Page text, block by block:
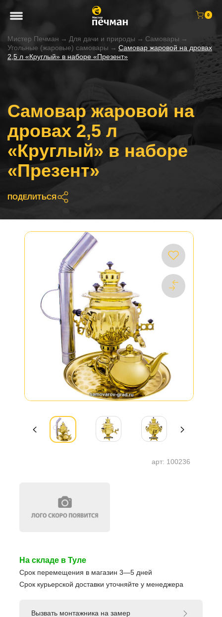
0
Мистер Печман → Для дачи и природы → Самовары →
Угольные (жаровые) самовары → Самовар жаровой на дровах
2,5 л «Круглый» в наборе «Презент»
Самовар жаровой на
дровах 2,5 л
«Круглый» в наборе
«Презент»
ПОДЕЛИТЬСЯ
арт: 100236
На складе в Туле
Срок перемещения в магазин 3—5 дней
Срок курьерской доставки уточняйте у менеджера
Вызвать монтажника на замер